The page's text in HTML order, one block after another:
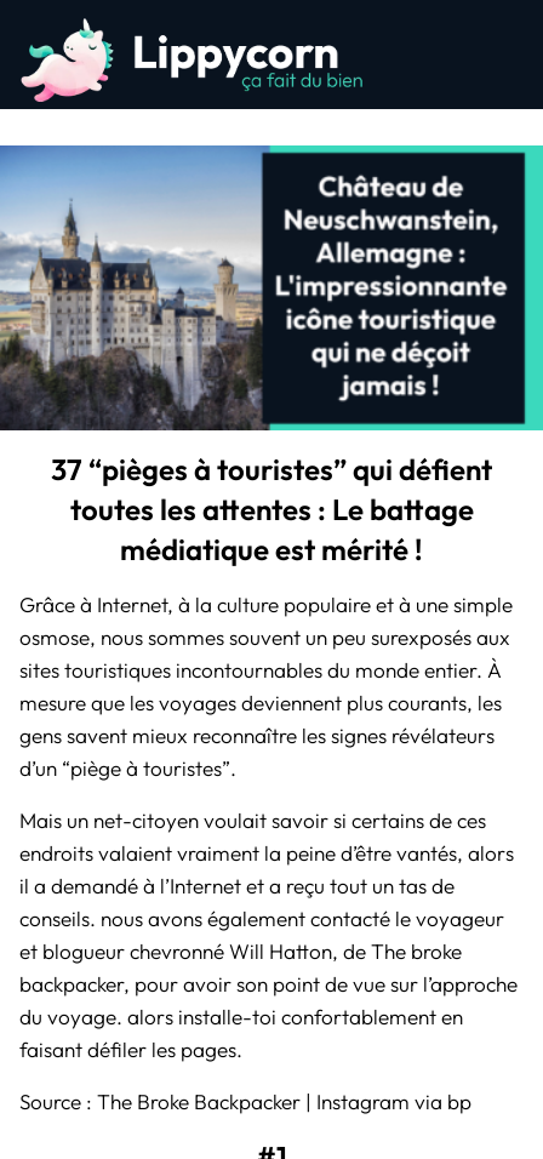
37 “pièges à touristes” qui défient
toutes les attentes : Le battage
médiatique est mérité !
Grâce à Internet, à la culture populaire et à une simple
osmose, nous sommes souvent un peu surexposés aux
sites touristiques incontournables du monde entier. À
mesure que les voyages deviennent plus courants, les
gens savent mieux reconnaître les signes révélateurs
d’un “piège à touristes”.
Mais un net-citoyen voulait savoir si certains de ces
endroits valaient vraiment la peine d’être vantés, alors
il a demandé à l’Internet et a reçu tout un tas de
conseils. nous avons également contacté le voyageur
et blogueur chevronné Will Hatton, de The broke
backpacker, pour avoir son point de vue sur l’approche
du voyage. alors installe-toi confortablement en
faisant défiler les pages.
Source : The Broke Backpacker | Instagram via bp